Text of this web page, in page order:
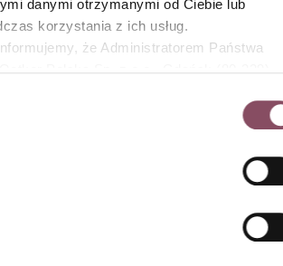
danymi otrzymanymi od Ciebie lub
korzystania z ich usług.
że Administratorem Państwa
oraz mechanizmie plików cookie znajdą
fix Dr. Oetkera pomaga
śmietanie oraz kremom
Twoje dekoracje będą